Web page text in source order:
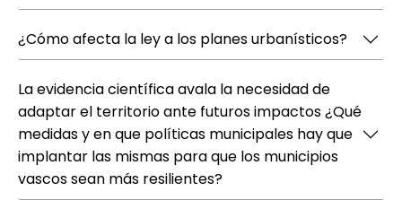
¿Cómo afecta la ley a los planes urbanísticos?
La evidencia científica avala la necesidad de
adaptar el territorio ante futuros impactos ¿Qué
medidas y en que políticas municipales hay que
implantar las mismas para que los municipios
vascos sean más resilientes?